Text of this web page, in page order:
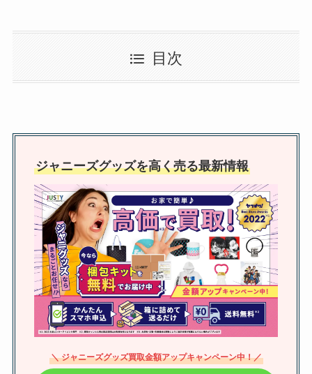
が出た理由は？長男や次男は野球
男児という噂は本当？
snowmanの加入を断ったと噂さ
についての批判も調査
なにわ男子のメンバーカラーをハ
ートで紹介！メンバーカラーの決
め方も調査
trioの買取相場は？評判や原宿値
段・持ち込み・秋葉原買取おすす
目次
ジャニーズグッズを高く売る最新情報
＼ ジャニーズグッズ買取金額アップキャンペーン中！／